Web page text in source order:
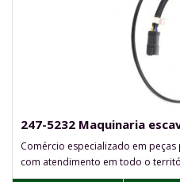
247-5232 Maquinaria
Comércio especializado em
com atendimento em todo o